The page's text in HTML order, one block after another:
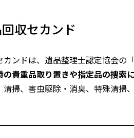
収セカンド
ンドは、遺品整理士認定協会の
の貴重品取り置きや指定品の捜索
清掃、害虫駆除・消臭、特殊清掃